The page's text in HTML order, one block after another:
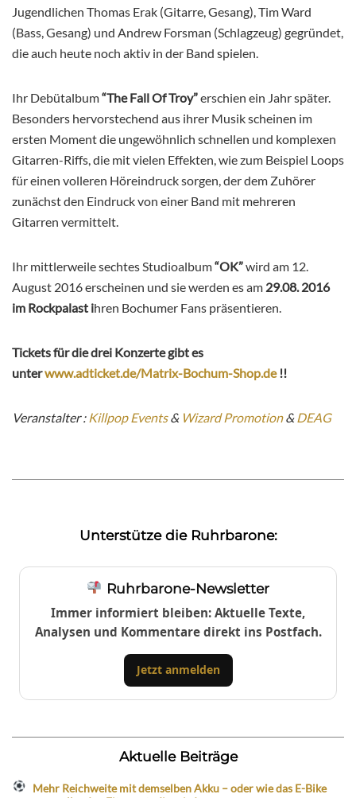
Jugendlichen Thomas Erak (Gitarre, Gesang), Tim Ward
(Bass, Gesang) und Andrew Forsman (Schlagzeug) gegründet,
die auch heute noch aktiv in der Band spielen.
Ihr Debütalbum“The Fall Of Troy”erschien ein Jahr später.
Besonders hervorstechend aus ihrer Musik scheinen im
ersten Moment die ungewöhnlich schnellen und komplexen
Gitarren-Riffs, die mit vielen Effekten, wie zum Beispiel Loops
für einen volleren Höreindruck sorgen, der dem Zuhörer
zunächst den Eindruck von einer Band mit mehreren
Gitarren vermittelt.
Ihr mittlerweile sechtes Studioalbum“OK”wird am 12.
August 2016 erscheinen und sie werden es am 29.08. 2016
im Rockpalast ihren Bochumer Fans präsentieren.
Tickets für die drei Konzerte gibt es
unterwww.adticket.de/Matrix-Bochum-Shop.de!!
Veranstalter : Killpop Events& Wizard Promotion& DEAG
Unterstütze die Ruhrbarone:
Ruhrbarone-Newsletter
Immer informiert bleiben: Aktuelle Texte,
Analysen und Kommentare direkt ins Postfach.
Jetzt anmelden
Aktuelle Beiträge
Mehr Reichweite mit demselben Akku – oder wie das E-Bike